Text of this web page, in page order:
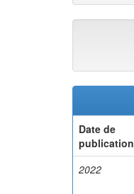
Date de
publication
2022